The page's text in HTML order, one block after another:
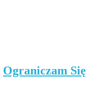
Ograniczam Się